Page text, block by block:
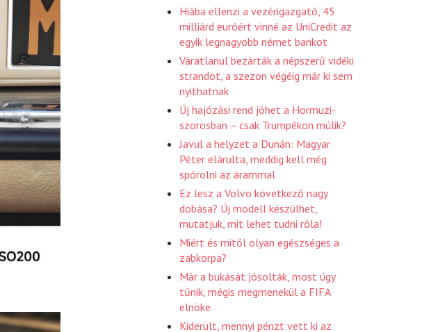
Hiába ellenzi a vezérigazgató, 45
milliárd euróért vinné az UniCredit az
egyik legnagyobb német bankot
Váratlanul bezárták a népszerű vidéki
strandot, a szezon végéig már ki sem
nyithatnak
Új hajózási rend jöhet a Hormuzi-
szorosban – csak Trumpékon múlik?
Javul a helyzet a Dunán: Magyar
Péter elárulta, meddig kell még
spórolni az árammal
Ez lesz a Volvo következő nagy
dobása? Új modell készülhet,
mutatjuk, mit lehet tudni róla!
Miért és mitől olyan egészséges a
zabkorpa?
Már a bukását jósolták, most úgy
tűnik, mégis megmenekül a FIFA
elnöke
Kiderült, mennyi pénzt vett ki az